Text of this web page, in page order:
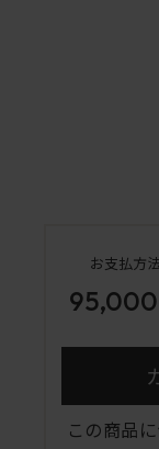
お支払方
この商品